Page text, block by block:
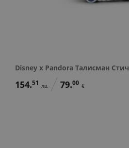
Disney x Pandora Талисман Стич
154.51 лв. 79.00 €